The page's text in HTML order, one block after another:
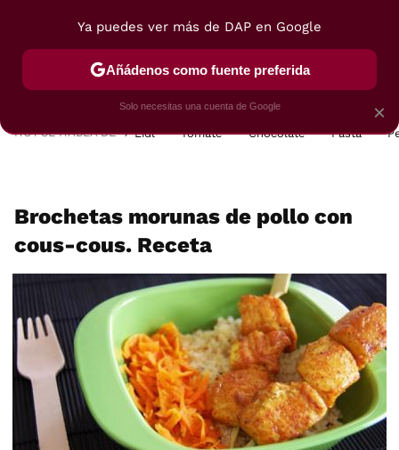
POSTRES VIAJES SELECCIÓN VEGUI
HOY SE HABLA DE Lidl Tomate Chocolate Pasta
Brochetas morunas de pollo con
cous-cous. Receta
×
Ya puedes ver más de DAP en Google
Añádenos como fuente preferida
Solo necesitas una cuenta de Google